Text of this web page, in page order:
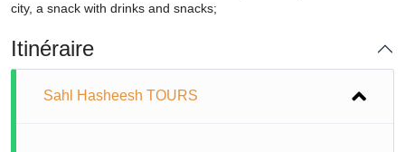
city, a snack with drinks and snacks;
Itinéraire
Sahl Hasheesh TOURS